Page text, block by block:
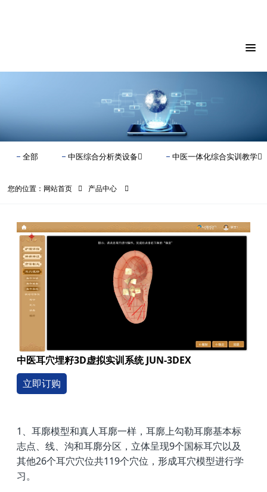
全部 中医综合分析类设备 中医一体化综合实训教学
您的位置： 网站首页 产品中心
中医耳穴埋籽3D虚拟实训系统 JUN-3DEX
立即订购
1、耳廓模型和真人耳廓一样，耳廓上勾勒耳廓基本标
志点、线、沟和耳廓分区，立体呈现9个国标耳穴以及
其他26个耳穴穴位共119个穴位，形成耳穴模型进行学
习。